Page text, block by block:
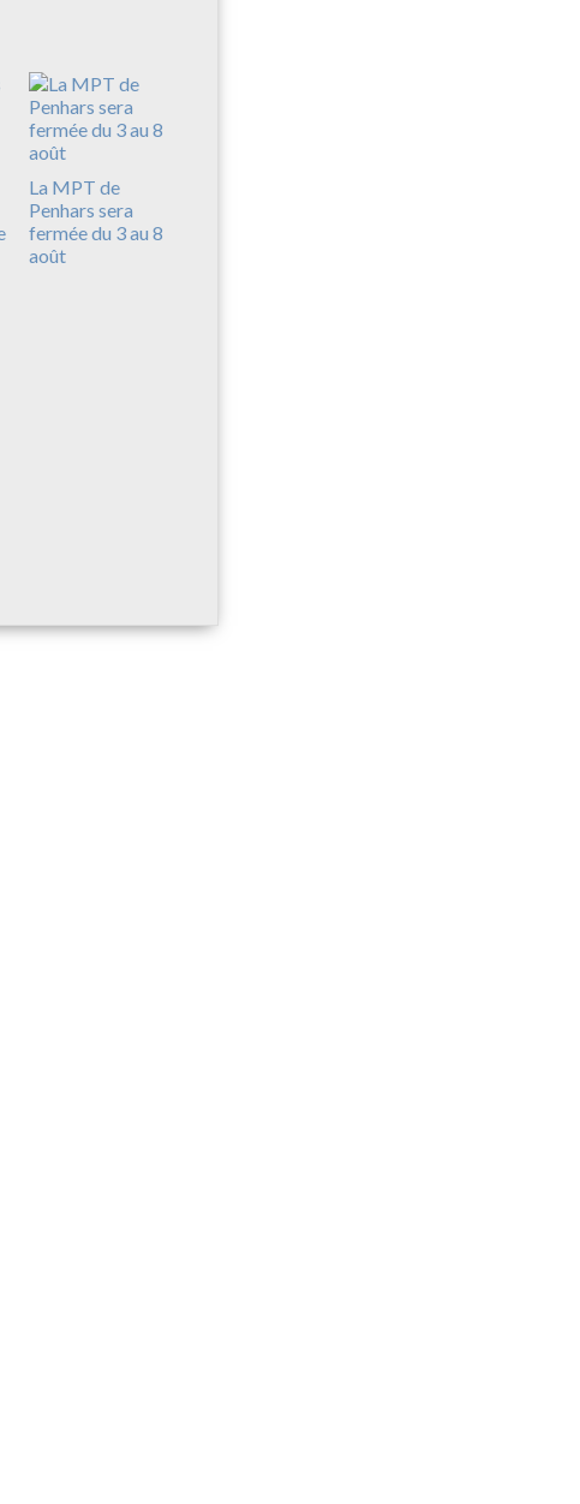
La MPT de
Penhars sera
fermée du 3 au 8
août